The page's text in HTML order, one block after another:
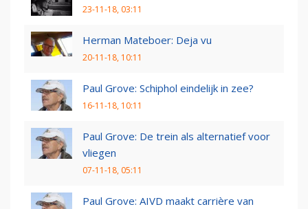
23-11-18, 03:11
Herman Mateboer: Deja vu
20-11-18, 10:11
Paul Grove: Schiphol eindelijk in zee?
16-11-18, 10:11
Paul Grove: De trein als alternatief voor
vliegen
07-11-18, 05:11
Paul Grove: AIVD maakt carrière van